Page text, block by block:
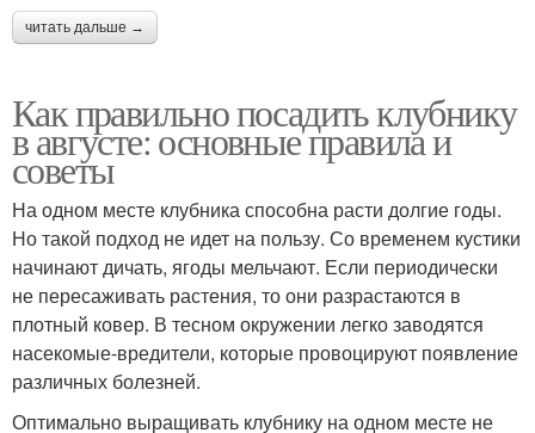
читать дальше →
Как правильно посадить клубнику
в августе: основные правила и
советы
На одном месте клубника способна расти долгие годы.
Но такой подход не идет на пользу. Со временем кустики
начинают дичать, ягоды мельчают. Если периодически
не пересаживать растения, то они разрастаются в
плотный ковер. В тесном окружении легко заводятся
насекомые-вредители, которые провоцируют появление
различных болезней.
Оптимально выращивать клубнику на одном месте не